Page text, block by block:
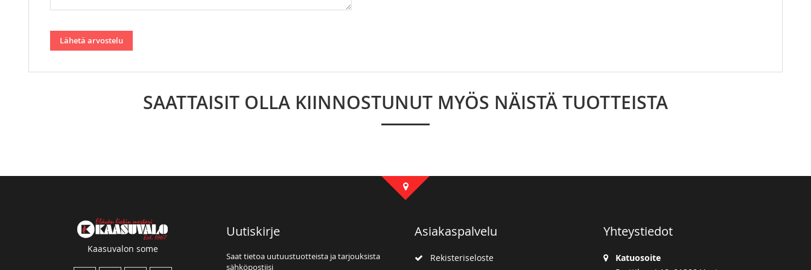
Lähetä arvostelu
SAATTAISIT OLLA KIINNOSTUNUT MYÖS NÄISTÄ TUOTTEISTA
Kaasuvalon some
Uutiskirje
Saat tietoa uutuustuotteista ja tarjouksista
sähköpostiisi
Asiakaspalvelu
Rekisteriseloste
Yhteystiedot
Katuosoite